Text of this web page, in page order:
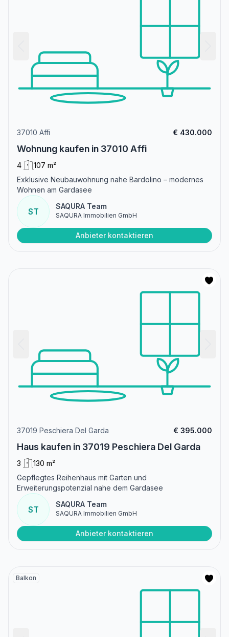
37010 Affi € 430.000
Wohnung kaufen in 37010 Affi
4
107 m²
Exklusive Neubauwohnung nahe Bardolino – modernes
Wohnen am Gardasee
ST
SAQURA Team
SAQURA Immobilien GmbH
Anbieter kontaktieren
37019 Peschiera Del Garda € 395.000
Haus kaufen in 37019 Peschiera Del Garda
3
130 m²
Gepflegtes Reihenhaus mit Garten und
Erweiterungspotenzial nahe dem Gardasee
ST
SAQURA Team
SAQURA Immobilien GmbH
Anbieter kontaktieren
Balkon